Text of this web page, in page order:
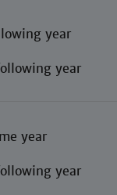
year
year
year
year